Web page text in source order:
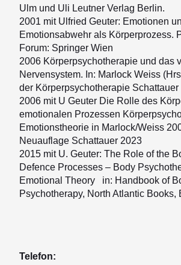
Ulm und Uli Leutner Verlag Berlin.
2001 mit Ulfried Geuter: Emotionen
Emotionsabwehr als Körperprozess.
Forum: Springer Wien
2006 Körperpsychotherapie und das
Nervensystem. In: Marlock Weiss
der Körperpsychotherapie Schattauer
2006 mit U Geuter Die Rolle des
emotionalen Prozessen
Emotionstheorie in Marlock/Weiss
Neuauflage Schattauer 2023
2015 mit U. Geuter: The Role of the
Defence Processes – Body
Emotional Theory in: Handbook of
Psychotherapy, North Atlantic Books,
Telefon: